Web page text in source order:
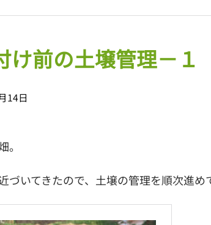
け前の土壌管理－１
14日
。
づいてきたので、土壌の管理を順次進め